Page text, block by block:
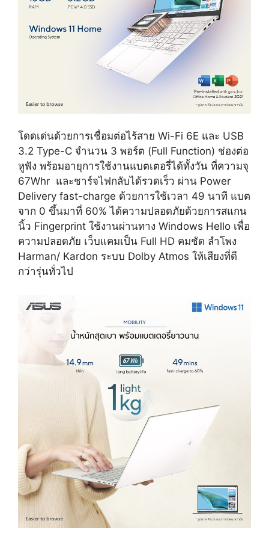
โดดเด่นด้วยการเชื่อมต่อไร้สาย Wi-Fi 6E และ USB
3.2 Type-C จำนวน 3 พอร์ต (Full Function) ช่องต่อ
หูฟัง พร้อมอายุการใช้งานแบตเตอรี่ได้ทั้งวัน ที่ความจุ
67Whr และชาร์จไฟกลับได้รวดเร็ว ผ่าน Power
Delivery fast-charge ด้วยการใช้เวลา 49 นาที แบต
จาก 0 ขึ้นมาที่ 60% ได้ความปลอดภัยด้วยการสแกน
นิ้ว Fingerprint ใช้งานผ่านทาง Windows Hello เพื่อ
ความปลอดภัย เว็บแคมเป็น Full HD คมชัด ลำโพง
Harman/ Kardon ระบบ Dolby Atmos ให้เสียงที่ดี
กว่ารุ่นทั่วไป